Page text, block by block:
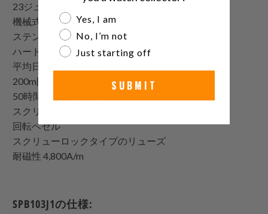
23ジュエル
機械式自動巻き（手動巻き付き）
ステンレススチールケース
ハードレックスガラス
平均日差 +25秒 -15秒
200m防水
50時間のパワーリザーブ
スクリューバック
回転ベゼル
スクリューロックタイプのリューズ
耐磁性 4,800A/m
SPB103J1の仕様:
Are you a watch collector?
Yes, I am
No, I’m not
Just starting off
SUBMIT